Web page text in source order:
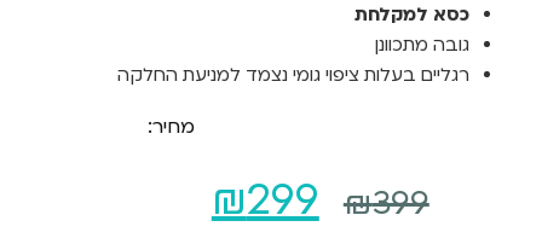
כסא למקלחת
גובה מתכוונן
רגליים בעלות ציפוי גומי נצמד למניעת החלקה
מחיר:
₪399
המחיר
₪299